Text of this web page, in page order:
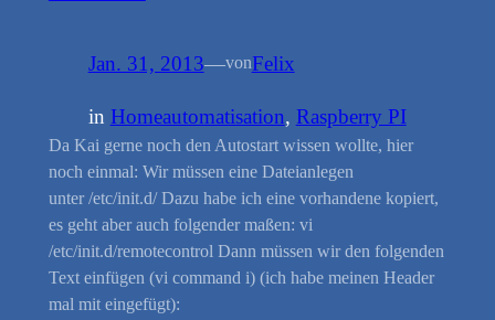
Jan. 31, 2013—vonFelix
in Homeautomatisation, Raspberry PI
Da Kai gerne noch den Autostart wissen wollte, hier
noch einmal: Wir müssen eine Dateianlegen
unter /etc/init.d/ Dazu habe ich eine vorhandene kopiert,
es geht aber auch folgender maßen: vi
/etc/init.d/remotecontrol Dann müssen wir den folgenden
Text einfügen (vi command i) (ich habe meinen Header
mal mit eingefügt):